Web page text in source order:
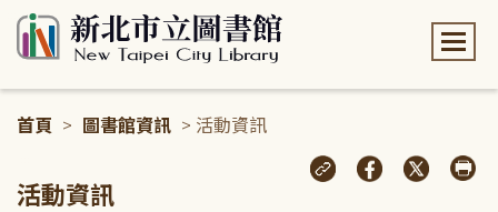
首頁 > 圖書館資訊 > 活動資訊
活動資訊